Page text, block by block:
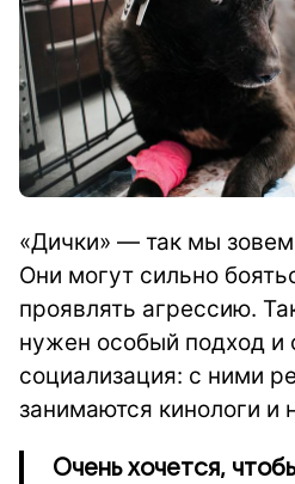
«Дички» — так мы
Они могут сильно
проявлять агрессию.
нужен особый подход и
социализация: с ними
занимаются кинологи и
Очень хочется,